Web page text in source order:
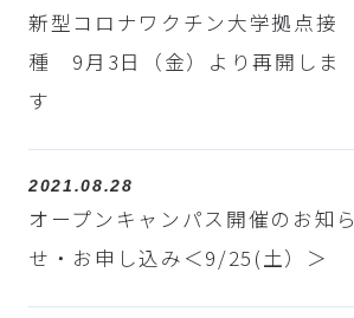
新型コロナワクチン大学拠点接
種 9月3日（金）より再開しま
す
2021.08.28
オープンキャンパス開催のお知ら
せ・お申し込み＜9/25(土）＞